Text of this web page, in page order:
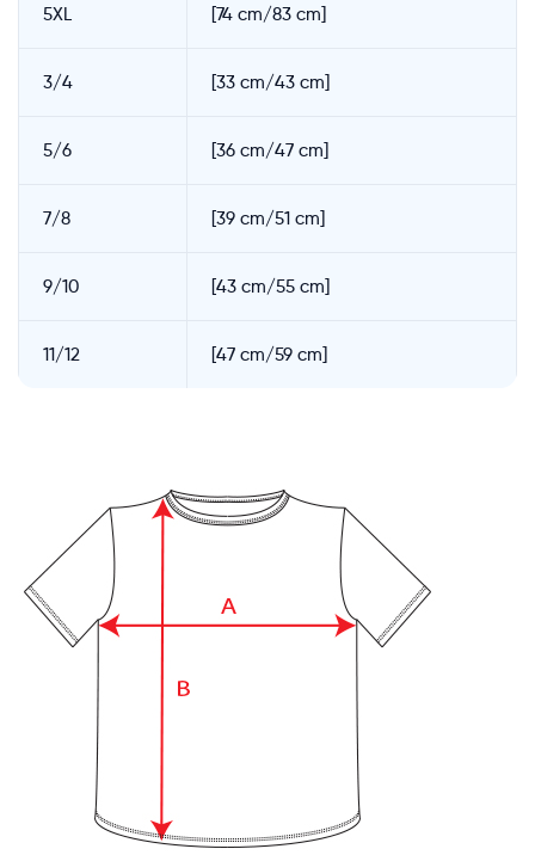
5XL [74 cm/83 cm]
3/4 [33 cm/43 cm]
5/6 [36 cm/47 cm]
7/8 [39 cm/51 cm]
9/10 [43 cm/55 cm]
11/12 [47 cm/59 cm]